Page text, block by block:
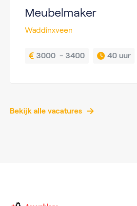
Meubelmaker
Waddinxveen
3000  - 3400 40 uur
Bekijk alle vacatures